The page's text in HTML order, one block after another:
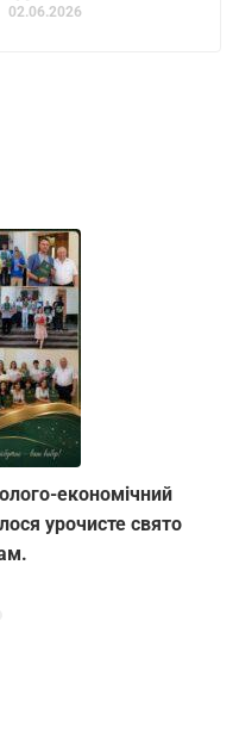
02.06.2026
економічний
урочисте свято